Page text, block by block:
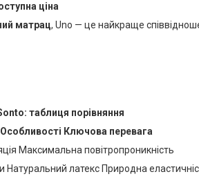
ціна
матрац, Uno — це найкраще
таблиця порівняння
Ключова перевага
Максимальна повітропроникність
Натуральний латекс Природна